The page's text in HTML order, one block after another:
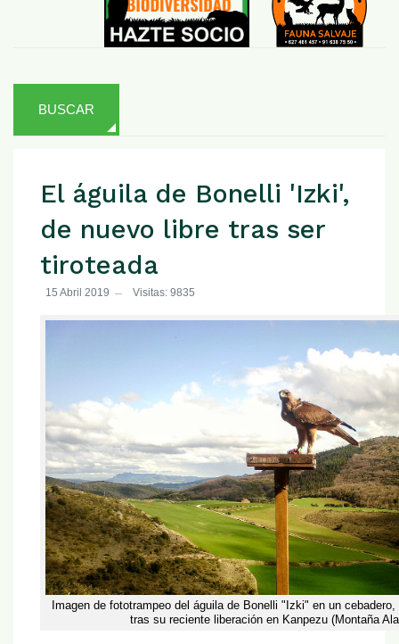
BUSCAR
El águila de Bonelli 'Izki',
de nuevo libre tras ser
tiroteada
15 Abril 2019 Visitas: 9835
Imagen de fototrampeo del águila de Bonelli "Izki" en un
tras su reciente liberación en Kanpezu (Montaña